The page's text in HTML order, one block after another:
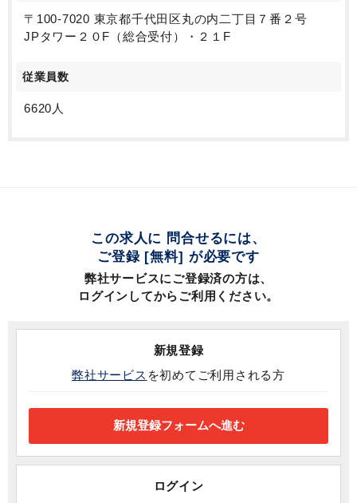
〒100-7020 東京都千代田区丸の内二丁目７番２号
JPタワー２０F（総合受付）・２１F
従業員数
6620人
この求人に 問合せるには、
ご登録 [無料] が必要です
弊社サービスにご登録済の方は、
ログインしてからご利用ください。
新規登録
弊社サービス を初めてご利用される方
ログイン